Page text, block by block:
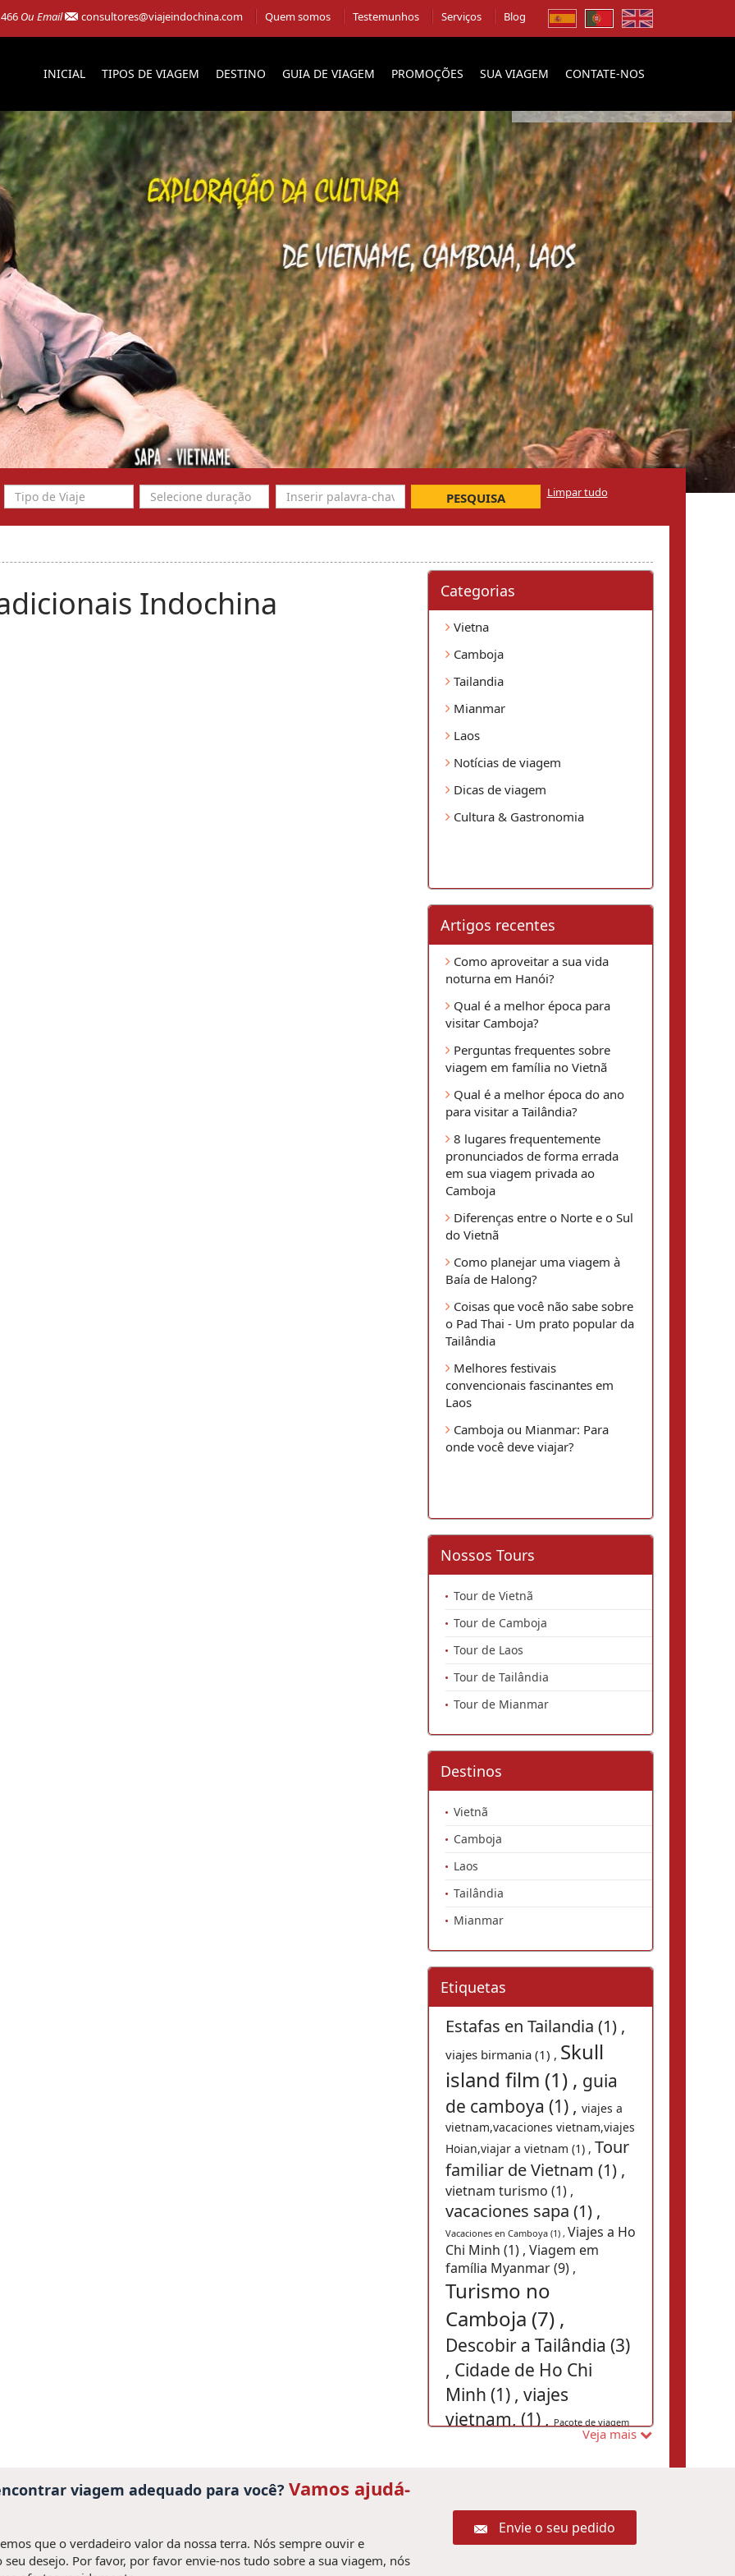
Ou Email consultores@viajeindochina.com Quem somos Testemunhos Serviços Blog
INICIAL TIPOS DE VIAGEM DESTINO GUIA DE VIAGEM PROMOÇÕES SUA VIAGEM CONTATE-NOS
PESQUISA Limpar tudo
Indochina Categorias
Vietna
Camboja
Tailandia
Mianmar
Laos
Notícias de viagem
Dicas de viagem
Cultura & Gastronomia
Artigos recentes
Como aproveitar a sua vida
noturna em Hanói?
Qual é a melhor época para
visitar Camboja?
Perguntas frequentes sobre
viagem em família no Vietnã
Qual é a melhor época do ano
para visitar a Tailândia?
8 lugares frequentemente
pronunciados de forma errada
em sua viagem privada ao
Camboja
Diferenças entre o Norte e o Sul
do Vietnã
Como planejar uma viagem à
Baía de Halong?
Coisas que você não sabe sobre
o Pad Thai - Um prato popular da
Tailândia
Melhores festivais
convencionais fascinantes em
Laos
Camboja ou Mianmar: Para
onde você deve viajar?
Nossos Tours
Tour de Vietnã
Tour de Camboja
Tour de Laos
Tour de Tailândia
Tour de Mianmar
Destinos
Vietnã
Camboja
Laos
Tailândia
Mianmar
Etiquetas
Estafas en Tailandia (1) ,
viajes birmania (1) , Skull
island film (1) , guia
de camboya (1) , viajes a
vietnam,vacaciones vietnam,viajes
Hoian,viajar a vietnam (1) , Tour
familiar de Vietnam (1) ,
vietnam turismo (1) ,
vacaciones sapa (1) ,
Vacaciones en Camboya (1) , Viajes a Ho
Chi Minh (1) , Viagem em
família Myanmar (9) ,
Turismo no
Camboja (7) ,
Descobir a Tailândia (3)
, Cidade de Ho Chi
Minh (1) , viajes
vietnam, (1) , Pacote de viagem
Férias Camboja (5) ,
para Tailândia (2) ,
Paquete turistico a Tailandia (1) ,
vacaciones ho chi minh
Veja mais
viagem adequado para você?Vamos ajudá-
que o verdadeiro valor da nossa terra. Nós sempre ouvir e
desejo. Por favor, por favor envie-nos tudo sobre a sua viagem, nós
Envie o seu pedido